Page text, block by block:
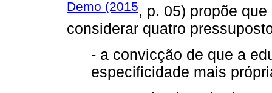
Demo (2015, p. 05) propõe
considerar quatro
- a convicção de que a
especificidade mais